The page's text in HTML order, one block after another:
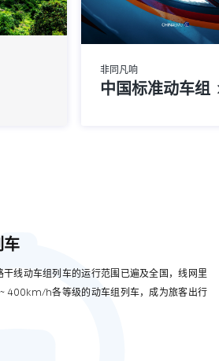
非同凡响
中国标准动车组
车
线动车组列车的运行范围已遍及全国，线网里
400km/h各等级的动车组列车，成为旅客出行